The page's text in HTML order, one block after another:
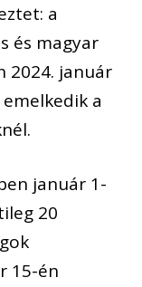
a
és magyar
2024. január
a
január 1-
20
15-én